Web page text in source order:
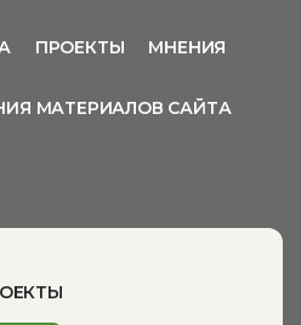
ПРОЕКТЫ МНЕНИЯ
МАТЕРИАЛОВ САЙТА